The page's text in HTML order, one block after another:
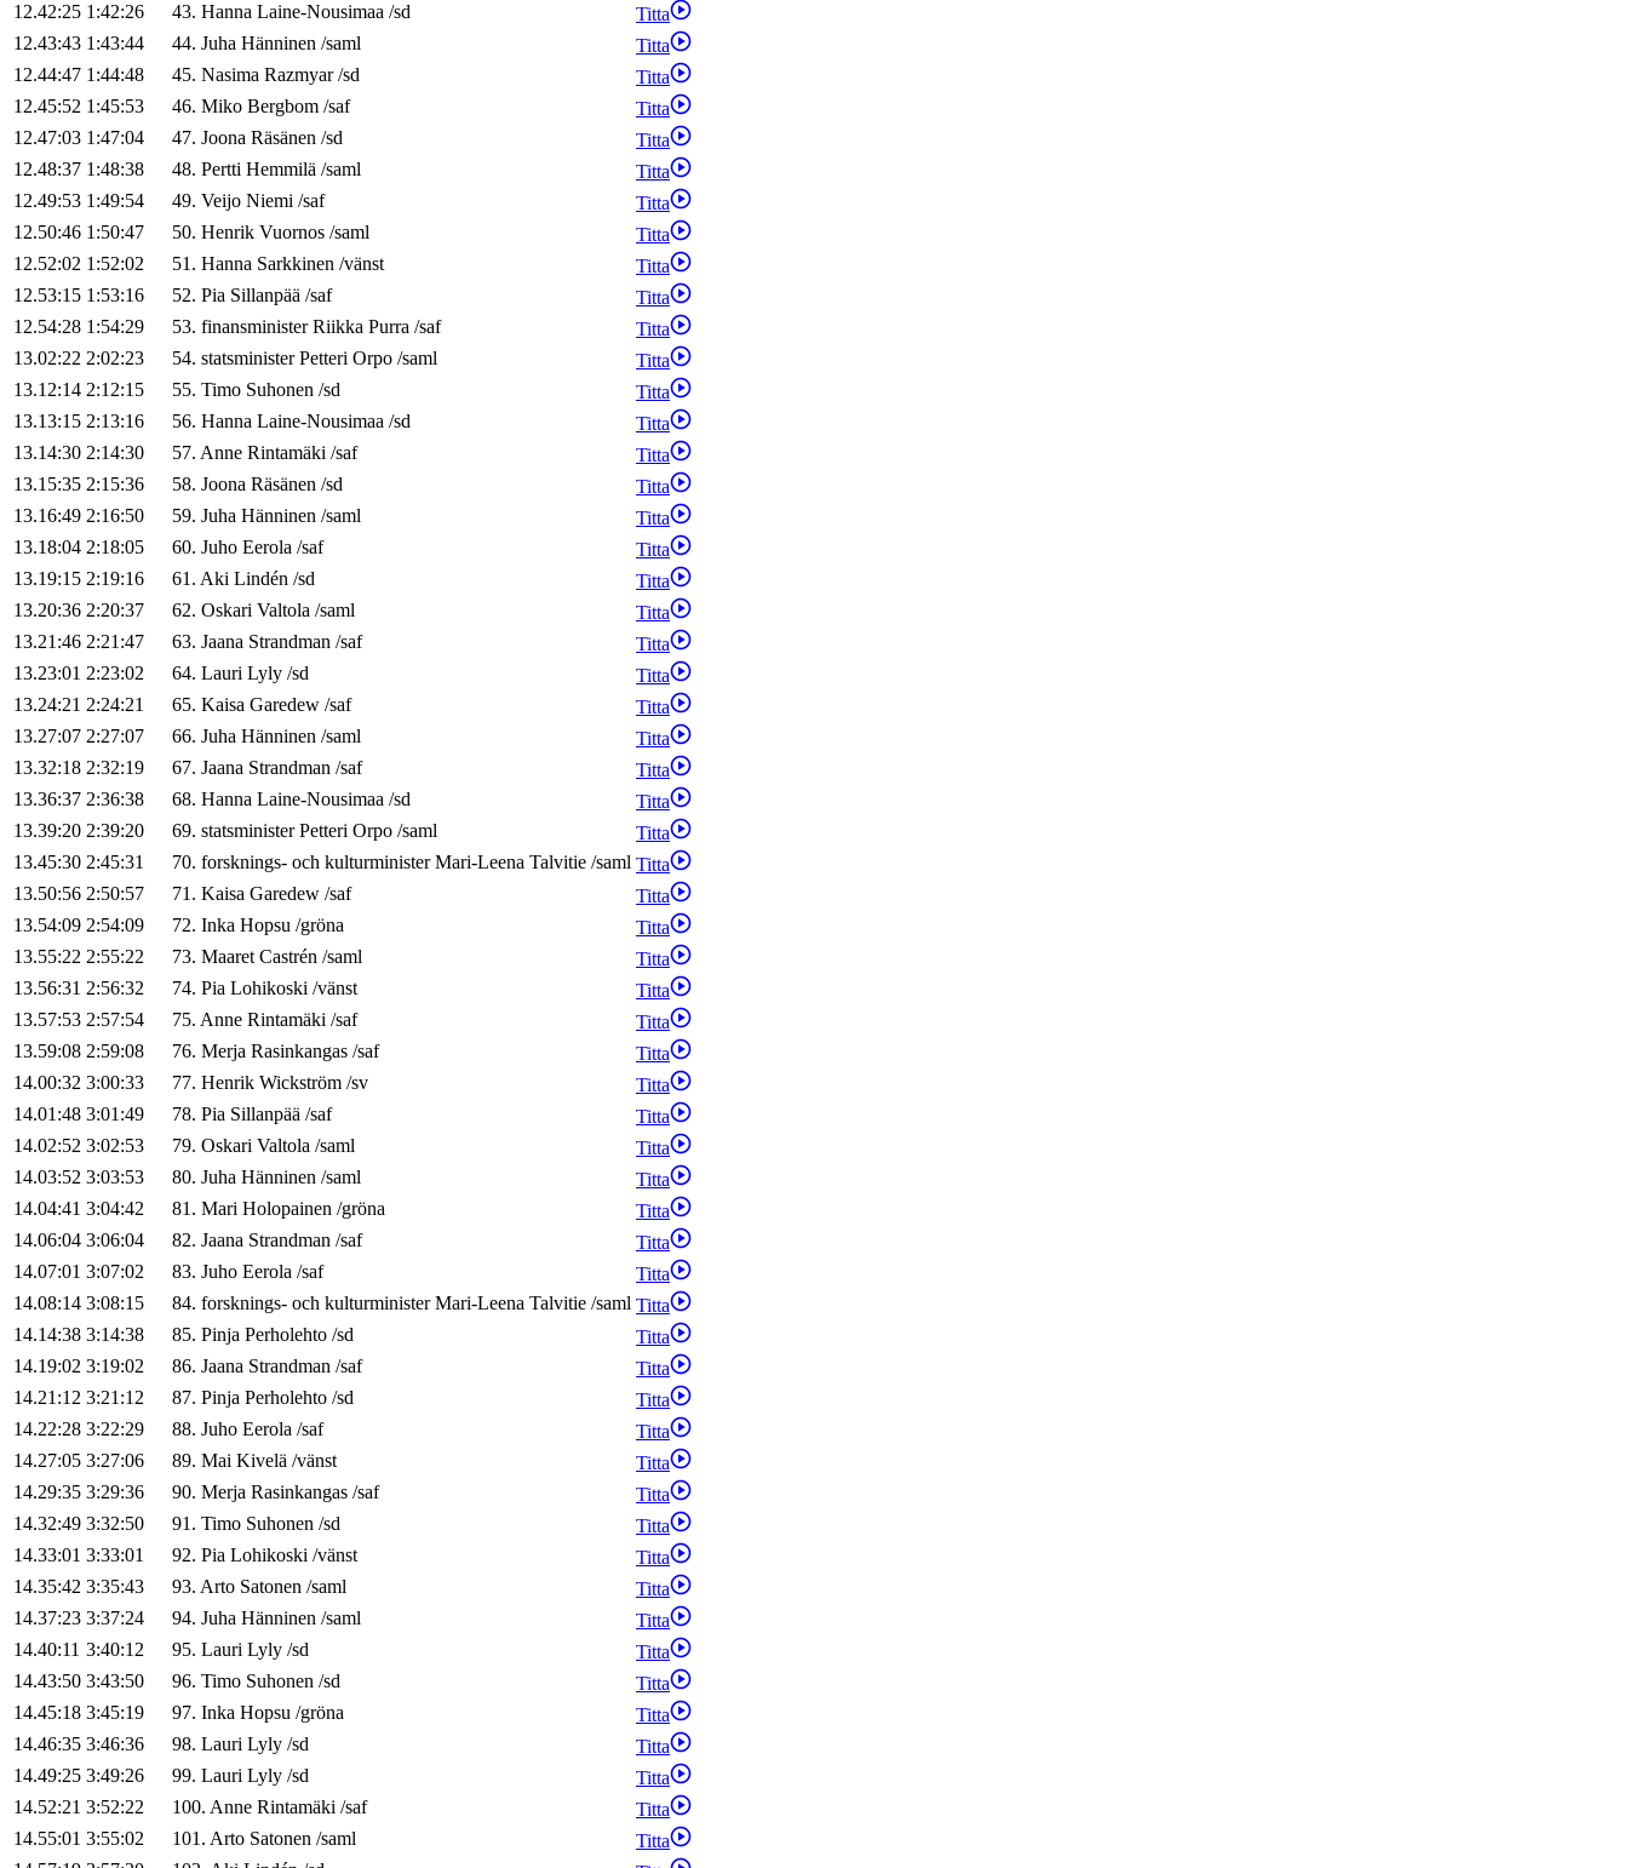
12.42:25 1:42:26 43. Hanna Laine-Nousimaa /sd
Titta
12.43:43 1:43:44 44. Juha Hänninen /saml
Titta
12.44:47 1:44:48 45. Nasima Razmyar/sd
Titta
12.45:52 1:45:53 46. Miko Bergbom /saf
Titta
12.47:03 1:47:04 47. Joona Räsänen /sd
Titta
12.48:37 1:48:38 48. Pertti Hemmilä /saml
Titta
12.49:53 1:49:54 49. Veijo Niemi /saf
Titta
12.50:46 1:50:47 50. Henrik Vuornos /saml
Titta
12.52:02 1:52:02 51. Hanna Sarkkinen /vänst
Titta
12.53:15 1:53:16 52. Pia Sillanpää /saf
Titta
12.54:28 1:54:29 53. finansminister Riikka Purra /saf
Titta
13.02:22 2:02:23 54. statsminister Petteri Orpo /saml
Titta
13.12:14 2:12:15 55. Timo Suhonen /sd
Titta
13.13:15 2:13:16 56. Hanna Laine-Nousimaa /sd
Titta
13.14:30 2:14:30 57. Anne Rintamäki /saf
Titta
13.15:35 2:15:36 58. Joona Räsänen /sd
Titta
13.16:49 2:16:50 59. Juha Hänninen /saml
Titta
13.18:04 2:18:05 60. Juho Eerola /saf
Titta
13.19:15 2:19:16 61. Aki Lindén /sd
Titta
13.20:36 2:20:37 62. Oskari Valtola /saml
Titta
13.21:46 2:21:47 63. Jaana Strandman /saf
Titta
13.23:01 2:23:02 64. Lauri Lyly /sd
Titta
13.24:21 2:24:21 65. Kaisa Garedew /saf
Titta
13.27:07 2:27:07 66. Juha Hänninen /saml
Titta
13.32:18 2:32:19 67. Jaana Strandman /saf
Titta
13.36:37 2:36:38 68. Hanna Laine-Nousimaa /sd
Titta
13.39:20 2:39:20 69. statsminister Petteri Orpo /saml
Titta
13.45:30 2:45:31 70. forsknings- och kulturminister Mari-Leena Talvitie /saml Titta
13.50:56 2:50:57 71. Kaisa Garedew /saf
Titta
13.54:09 2:54:09 72. Inka Hopsu /gröna
Titta
13.55:22 2:55:22 73. Maaret Castrén /saml
Titta
13.56:31 2:56:32 74. Pia Lohikoski /vänst
Titta
13.57:53 2:57:54 75. Anne Rintamäki /saf
Titta
13.59:08 2:59:08 76. Merja Rasinkangas /saf
Titta
14.00:32 3:00:33 77. Henrik Wickström /sv
Titta
14.01:48 3:01:49 78. Pia Sillanpää /saf
Titta
14.02:52 3:02:53 79. Oskari Valtola /saml
Titta
14.03:52 3:03:53 80. Juha Hänninen /saml
Titta
14.04:41 3:04:42 81. Mari Holopainen /gröna
Titta
14.06:04 3:06:04 82. Jaana Strandman /saf
Titta
14.07:01 3:07:02 83. Juho Eerola /saf
Titta
14.08:14 3:08:15 84. forsknings- och kulturminister Mari-Leena Talvitie /saml Titta
14.14:38 3:14:38 85. Pinja Perholehto /sd
Titta
14.19:02 3:19:02 86. Jaana Strandman /saf
Titta
14.21:12 3:21:12 87. Pinja Perholehto /sd
Titta
14.22:28 3:22:29 88. Juho Eerola /saf
Titta
14.27:05 3:27:06 89. Mai Kivelä /vänst
Titta
14.29:35 3:29:36 90. Merja Rasinkangas /saf
Titta
14.32:49 3:32:50 91. Timo Suhonen /sd
Titta
14.33:01 3:33:01 92. Pia Lohikoski /vänst
Titta
14.35:42 3:35:43 93. Arto Satonen /saml
Titta
14.37:23 3:37:24 94. Juha Hänninen /saml
Titta
14.40:11 3:40:12 95. Lauri Lyly /sd
Titta
14.43:50 3:43:50 96. Timo Suhonen /sd
Titta
14.45:18 3:45:19 97. Inka Hopsu /gröna
Titta
14.46:35 3:46:36 98. Lauri Lyly /sd
Titta
14.49:25 3:49:26 99. Lauri Lyly /sd
Titta
14.52:21 3:52:22 100. Anne Rintamäki /saf
Titta
14.55:01 3:55:02 101. Arto Satonen /saml
Titta